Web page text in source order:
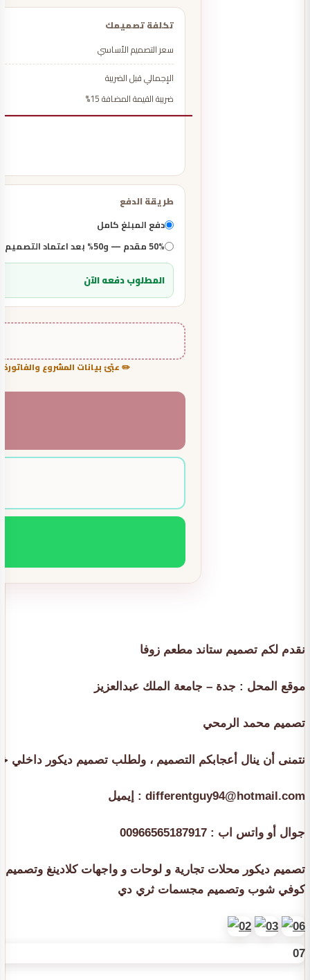
تكلفة تصميمك
سعر التصميم الأساسي
الإجمالي قبل الضريبة
ضريبة القيمة المضافة 15%
طريقة الدفع
دفع المبلغ كامل
50% مقدم — و50% بعد اعتماد التصميم الثلاثي الأبعاد مباشرة
المطلوب دفعه الآن
✏️ عبّئ بيانات المشروع
نقدم لكم تصميم ستاند مطعم زوفا
موقع المحل : جدة – جامعة الملك عبدالعزيز
تصميم محمد الرمحي
نتمنى أن ينال أعجابكم التصميم ، ولطلب تصميم ديكور داخلي
إيميل : differentguy94@hotmail.com
جوال أو واتس اب : 00966565187917
تصميم ديكور محلات تجارية و لوحات و واجهات كلادينغ
كوفي شوب وتصميم مجسمات ثري دي